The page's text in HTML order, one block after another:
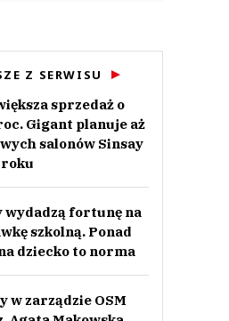
Z SERWISU
sprzedaż o
Gigant planuje aż
salonów Sinsay
wydadzą fortunę na
szkolną. Ponad
na dziecko to norma
w zarządzie OSM